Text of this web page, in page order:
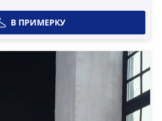
В ПРИМЕРКУ